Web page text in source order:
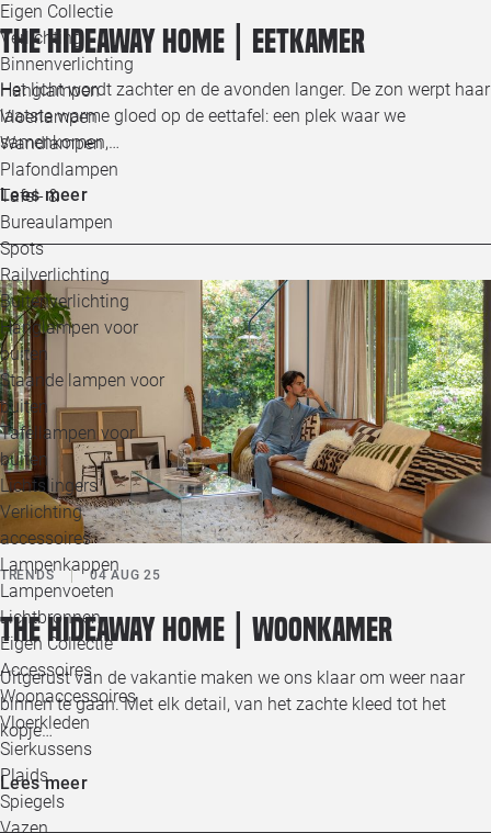
Eigen Collectie
Verlichting
Binnenverlichting
Hanglampen
Vloerlampen
Wandlampen
Plafondlampen
Tafel- &
Bureaulampen
Spots
Railverlichting
Buitenverlichting
Hanglampen voor
buiten
Staande lampen voor
buiten
Tafellampen voor
buiten
Lichtslingers
Verlichting
accessoires
Lampenkappen
Lampenvoeten
Lichtbronnen
Eigen Collectie
Accessoires
Woonaccessoires
Vloerkleden
Sierkussens
Plaids
Spiegels
Vazen
The Hideaway home | Eetkamer
Het licht wordt zachter en de avonden langer. De zon werpt haar
laatste warme gloed op de eettafel: een plek waar we
samenkomen,…
Lees meer
TRENDS 04 AUG 25
The Hideaway home | Woonkamer
Uitgerust van de vakantie maken we ons klaar om weer naar
binnen te gaan. Met elk detail, van het zachte kleed tot het
kopje…
Lees meer